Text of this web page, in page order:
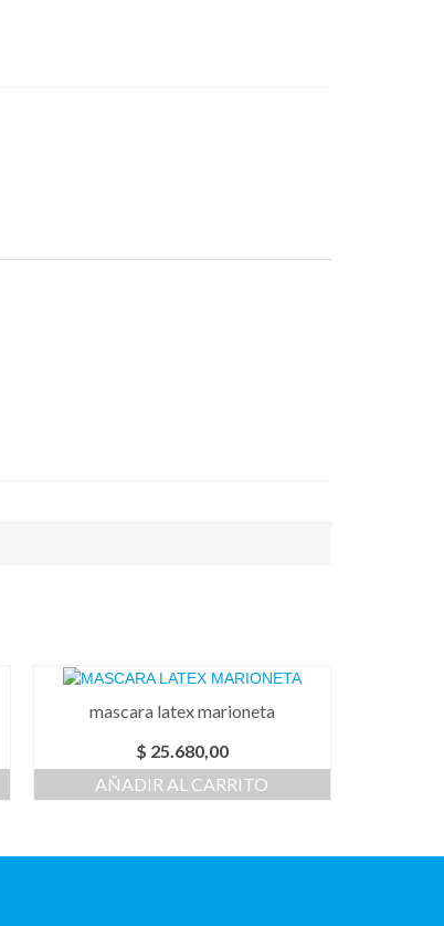
mascara latex marioneta
$ 25.680,00
AÑADIR AL CARRITO